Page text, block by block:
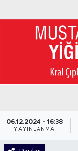
06.12.2024 - 16:38
YAYINLANMA